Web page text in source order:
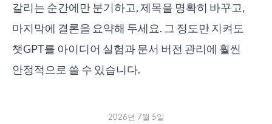
갈리는 순간에만 분기하고, 제목을 명확히 바꾸고,
마지막에 결론을 요약해 두세요. 그 정도만 지켜도
챗GPT를 아이디어 실험과 문서 버전 관리에 훨씬
안정적으로 쓸 수 있습니다.
2026년 7월 5일